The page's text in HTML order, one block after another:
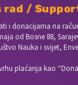
rad /
i donacijama na
od Bosne 88,
Nauka i svijet,
plaćanja kao